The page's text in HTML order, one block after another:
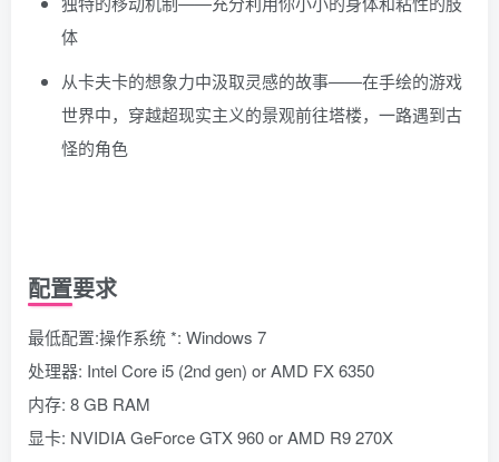
体
从卡夫卡的想象力中汲取灵感的故事——在手绘的游戏
世界中，穿越超现实主义的景观前往塔楼，一路遇到古
怪的角色
配置要求
最低配置:操作系统 *: Windows 7
处理器: Intel Core i5 (2nd gen) or AMD FX 6350
内存: 8 GB RAM
显卡: NVIDIA GeForce GTX 960 or AMD R9 270X